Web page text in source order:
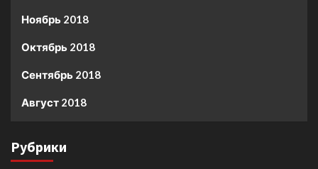
Ноябрь 2018
Октябрь 2018
Сентябрь 2018
Август 2018
Рубрики